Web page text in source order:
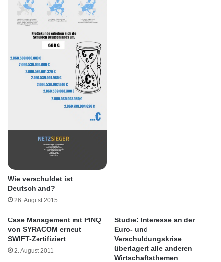
Wie verschuldet ist
Deutschland?
26. August 2015
Case Management mit PINQ
von SYRACOM erneut
SWIFT-Zertifiziert
2. August 2011
Studie: Interesse an der
Euro- und
Verschuldungskrise
überlagert alle anderen
Wirtschaftsthemen